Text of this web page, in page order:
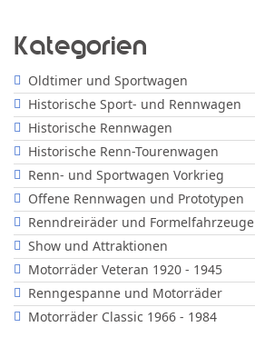
Kategorien
Oldtimer und Sportwagen
Historische Sport- und Rennwagen
Historische Rennwagen
Historische Renn-Tourenwagen
Renn- und Sportwagen Vorkrieg
Offene Rennwagen und Prototypen
Renndreiräder und Formelfahrzeuge
Show und Attraktionen
Motorräder Veteran 1920 - 1945
Renngespanne und Motorräder
Motorräder Classic 1966 - 1984